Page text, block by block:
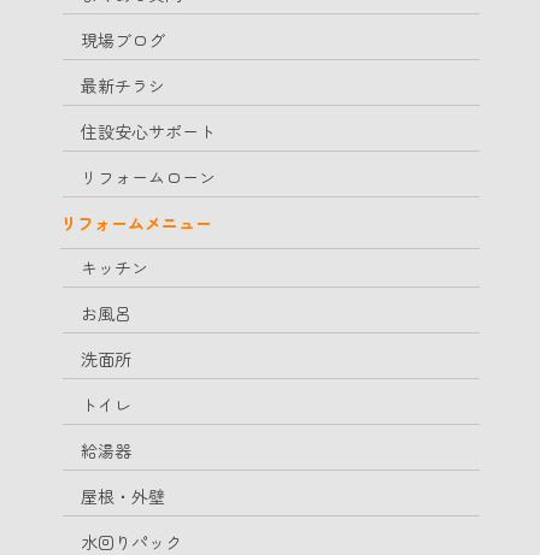
現場ブログ
最新チラシ
住設安心サポート
リフォームローン
リフォームメニュー
キッチン
お風呂
洗面所
トイレ
給湯器
屋根・外壁
水回りパック